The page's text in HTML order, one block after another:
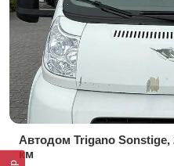
Автодом Trigano Sonstige,
км